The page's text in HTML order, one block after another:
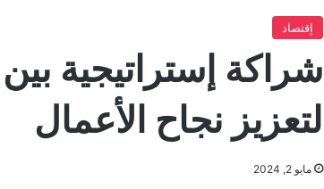
إقتصاد
شراكة إستراتيجية
لتعزيز نجاح الأعمال
مايو 2, 2024